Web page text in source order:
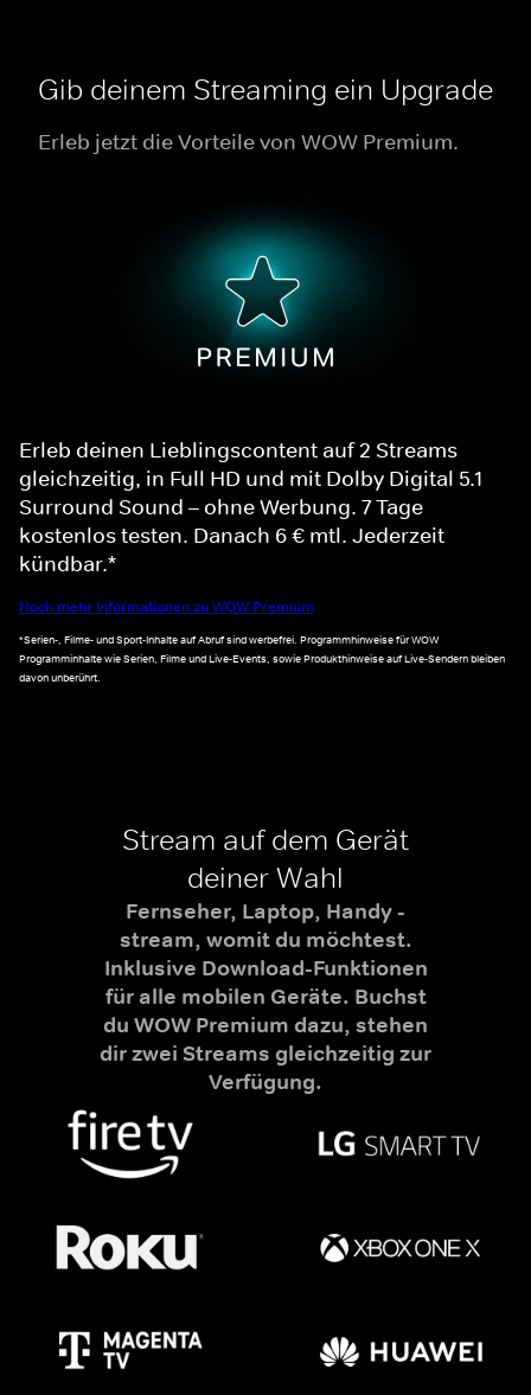
Gib deinem Streaming ein Upgrade
Erleb jetzt die Vorteile von WOW Premium.
Erleb deinen Lieblingscontent auf 2 Streams
gleichzeitig, in Full HD und mit Dolby Digital 5.1
Surround Sound – ohne Werbung. 7 Tage
kostenlos testen. Danach 6 € mtl. Jederzeit
kündbar.*
Noch mehr Informationen zu WOW Premium
*Serien-, Filme- und Sport-Inhalte auf Abruf sind werbefrei. Programmhinweise für WOW
Programminhalte wie Serien, Filme und Live-Events, sowie Produkthinweise auf Live-Sendern bleiben
davon unberührt.
Stream auf dem Gerät
deiner Wahl
Fernseher, Laptop, Handy -
stream, womit du möchtest.
Inklusive Download-Funktionen
für alle mobilen Geräte. Buchst
du WOW Premium dazu, stehen
dir zwei Streams gleichzeitig zur
Verfügung.